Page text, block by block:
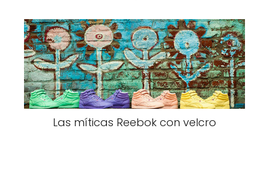
Las míticas Reebok con velcro